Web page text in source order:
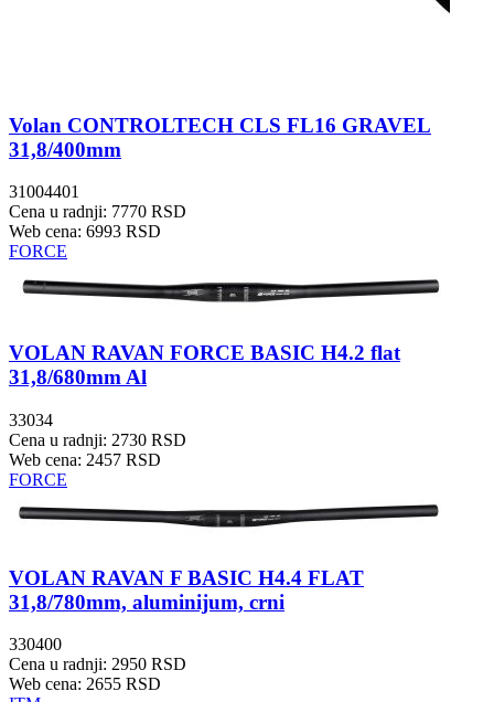
Volan CONTROLTECH CLS FL16 GRAVEL
31,8/400mm
31004401
Cena u radnji: 7770 RSD
Web cena: 6993 RSD
FORCE
VOLAN RAVAN FORCE BASIC H4.2 flat
31,8/680mm Al
33034
Cena u radnji: 2730 RSD
Web cena: 2457 RSD
FORCE
VOLAN RAVAN F BASIC H4.4 FLAT
31,8/780mm, aluminijum, crni
330400
Cena u radnji: 2950 RSD
Web cena: 2655 RSD